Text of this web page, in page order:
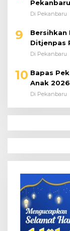
Dibekali
Di Pekanbaru
9
Bersihkan
Ditjenpas
Di Pekanbaru
10 Bapas
Anak
Di Pekanbaru